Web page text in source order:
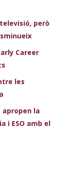
però
Career
les
la
i ESO amb el